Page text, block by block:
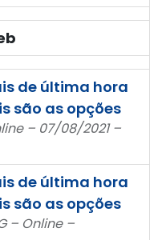
de última hora
são as opções
– 07/08/2021 –
de última hora
são as opções
– Online –